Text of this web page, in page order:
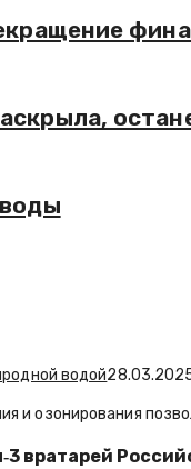
водой
и озонирования
вратарей